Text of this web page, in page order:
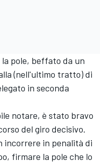
pole, beffato da un
(nell'ultimo tratto) di
in seconda
notare, è stato bravo
del giro decisivo.
incorrere in penalità di
firmare la pole che lo